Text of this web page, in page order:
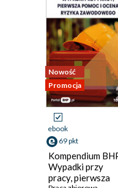
Nowość
Promocja
ebook
69 pkt
Kompendium
Wypadki przy
pracy, pierwsza